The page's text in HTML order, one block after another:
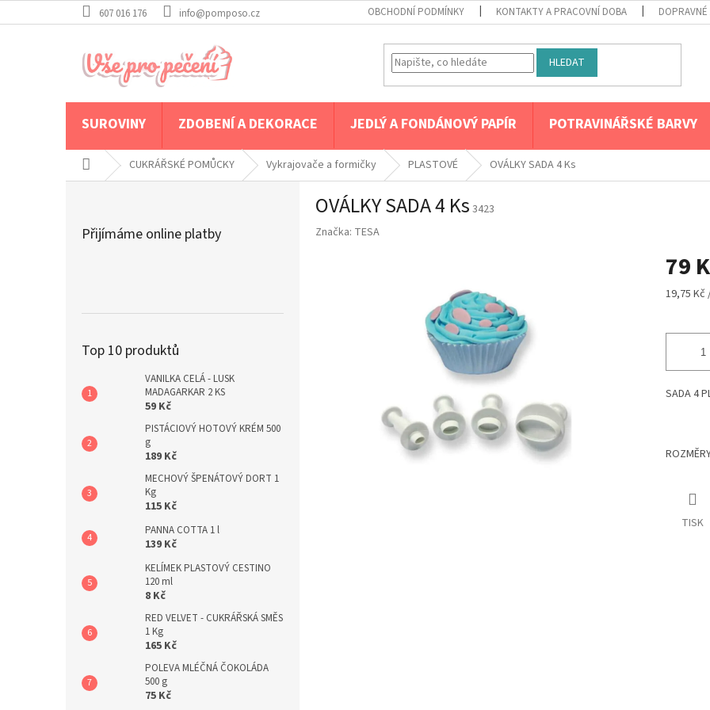
na
607 016 176 info@pomposo.cz OBCHODNÍ PODMÍNKY KONTAKTY A PRACOVNÍ DOBA DOPRAVNÉ
HLEDAT
SUROVINY ZDOBENÍ A DEKORACE JEDLÝ A FONDÁNOVÝ PAPÍR POTRAVINÁŘSKÉ BARVY
Domů CUKRÁŘSKÉ POMŮCKY Vykrajovače a formičky PLASTOVÉ OVÁLKY SADA 4 Ks
Přijímáme online platby
Top 10 produktů
VANILKA CELÁ - LUSK
MADAGARKAR 2 KS
59 Kč
PISTÁCIOVÝ HOTOVÝ KRÉM 500
g
189 Kč
MECHOVÝ ŠPENÁTOVÝ DORT 1
Kg
115 Kč
PANNA COTTA 1 l
139 Kč
KELÍMEK PLASTOVÝ CESTINO
120 ml
8 Kč
RED VELVET - CUKRÁŘSKÁ SMĚS
1 Kg
165 Kč
POLEVA MLÉČNÁ ČOKOLÁDA
500 g
75 Kč
OVÁLKY SADA 4 Ks 3423
Značka: TESA
79
Měrná
19,75 Kč
SADA 4
TISK